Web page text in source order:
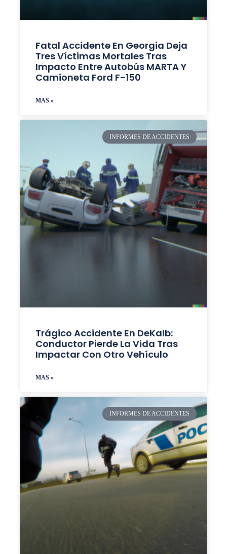
Fatal Accidente En Georgia Deja
Tres Víctimas Mortales Tras
Impacto Entre Autobús MARTA Y
Camioneta Ford F-150
MAS »
INFORMES DE ACCIDENTES
Trágico Accidente En DeKalb:
Conductor Pierde La Vida Tras
Impactar Con Otro Vehículo
MAS »
INFORMES DE ACCIDENTES